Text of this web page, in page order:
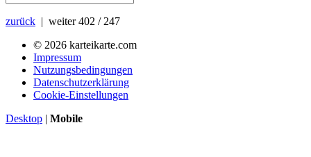
zurück | weiter402 / 247
© 2026 karteikarte.com
Impressum
Nutzungsbedingungen
Datenschutzerklärung
Cookie-Einstellungen
Desktop | Mobile